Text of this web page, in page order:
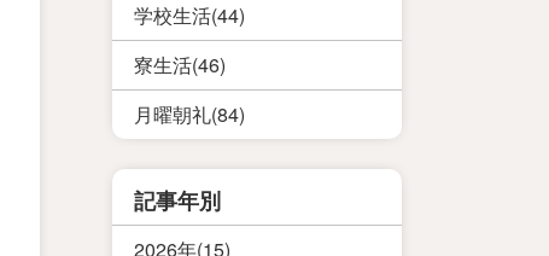
学校生活(44)
寮生活(46)
月曜朝礼(84)
記事年別
2026年(15)